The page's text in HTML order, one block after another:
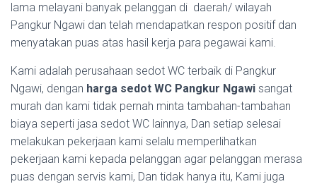
lama melayani banyak pelanggan di daerah/ wilayah
Pangkur Ngawi dan telah mendapatkan respon positif dan
menyatakan puas atas hasil kerja para pegawai kami.
Kami adalah perusahaan sedot WC terbaik di Pangkur
Ngawi, dengan harga sedot WC Pangkur Ngawi sangat
murah dan kami tidak pernah minta tambahan-tambahan
biaya seperti jasa sedot WC lainnya, Dan setiap selesai
melakukan pekerjaan kami selalu memperlihatkan
pekerjaan kami kepada pelanggan agar pelanggan merasa
puas dengan servis kami, Dan tidak hanya itu, Kami juga